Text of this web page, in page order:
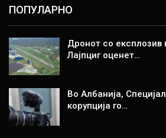
ПОПУЛАРНО
Дронот со експлозив
Лајпциг оценет…
Во Албанија,
корупција го…